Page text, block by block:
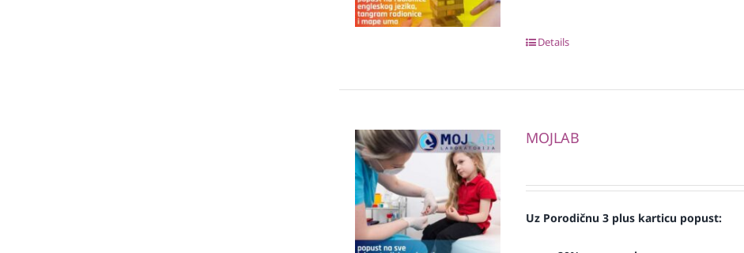
Details
MOJLAB
Uz Porodičnu 3 plus karticu popust: